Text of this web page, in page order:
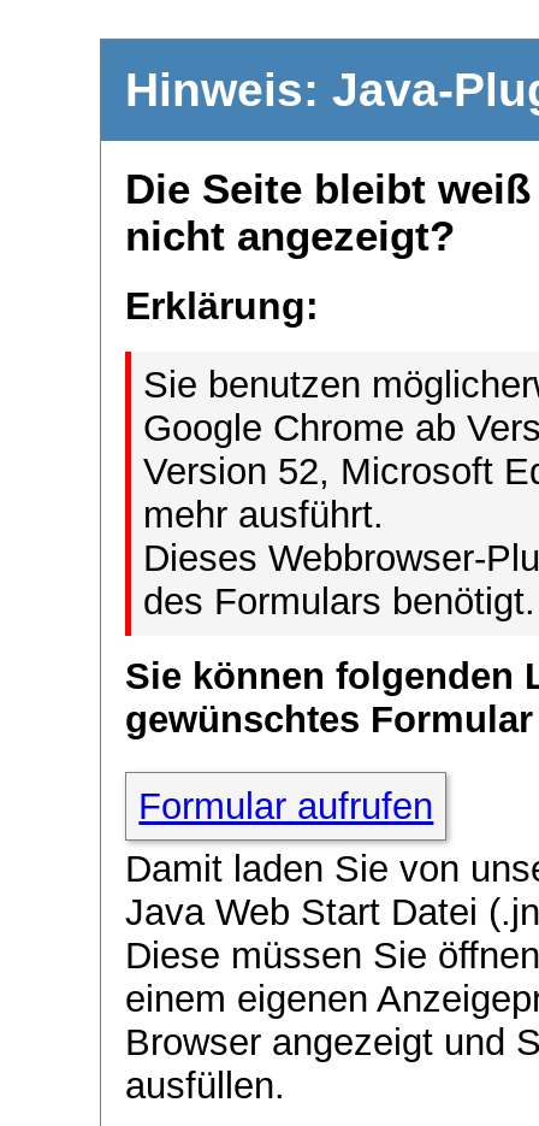
Hinweis: Java-
Die Seite bleibt
nicht angezeigt?
Erklärung:
Sie benutzen
Google Chrome ab
Version 52, Microsoft
mehr ausführt.
Dieses Webbrowser-
des Formulars benötigt.
Sie können folgenden
gewünschtes
Formular aufrufen
Damit laden Sie von
Java Web Start Datei
Diese müssen Sie
einem eigenen
Browser angezeigt und
ausfüllen.